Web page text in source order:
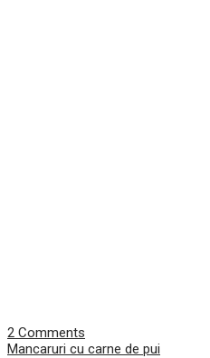
2 Comments
Mancaruri cu carne de pui